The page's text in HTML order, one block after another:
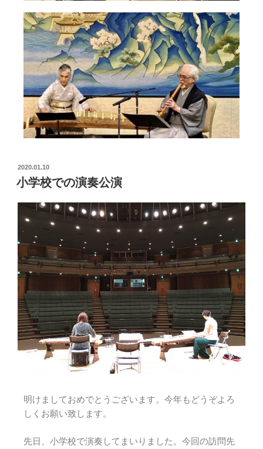
2020.01.10
小学校での演奏公演
明けましておめでとうございます。今年もどうぞよろ
しくお願い致します。
先日、小学校で演奏してまいりました。今回の訪問先